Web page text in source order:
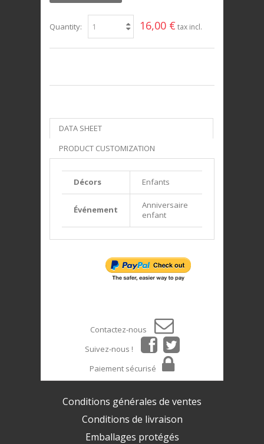
Quantity: 16,00 € tax incl.
DATA SHEET
PRODUCT CUSTOMIZATION
Décors Enfants
Événement
Anniversaire
enfant
Contactez-nous
Suivez-nous !
Paiement sécurisé
Conditions générales de ventes
Conditions de livraison
Emballages protégés